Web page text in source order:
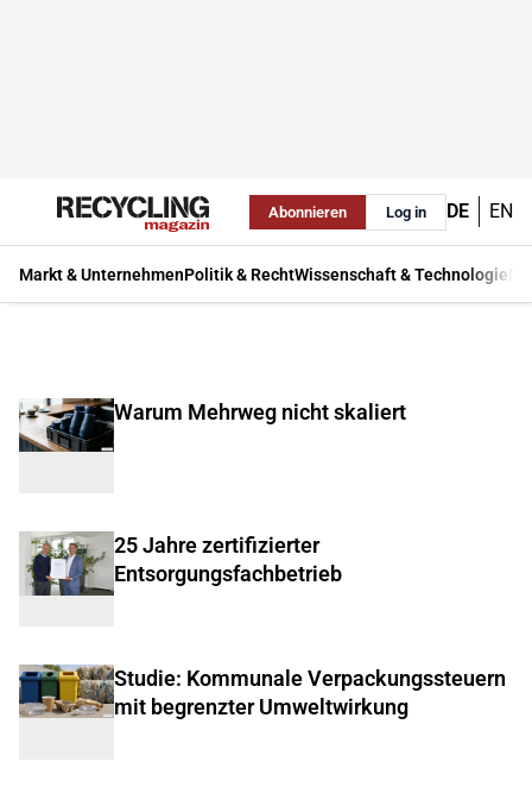
Abonnieren Log in DE EN
Markt & UnternehmenPolitik & RechtWissenschaft & Technologie
Warum Mehrweg nicht skaliert
25 Jahre zertifizierter
Entsorgungsfachbetrieb
Studie: Kommunale Verpackungssteuern
mit begrenzter Umweltwirkung